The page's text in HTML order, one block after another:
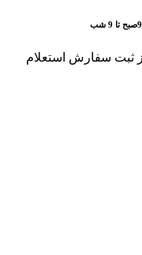
ثبت سفارش استعلام